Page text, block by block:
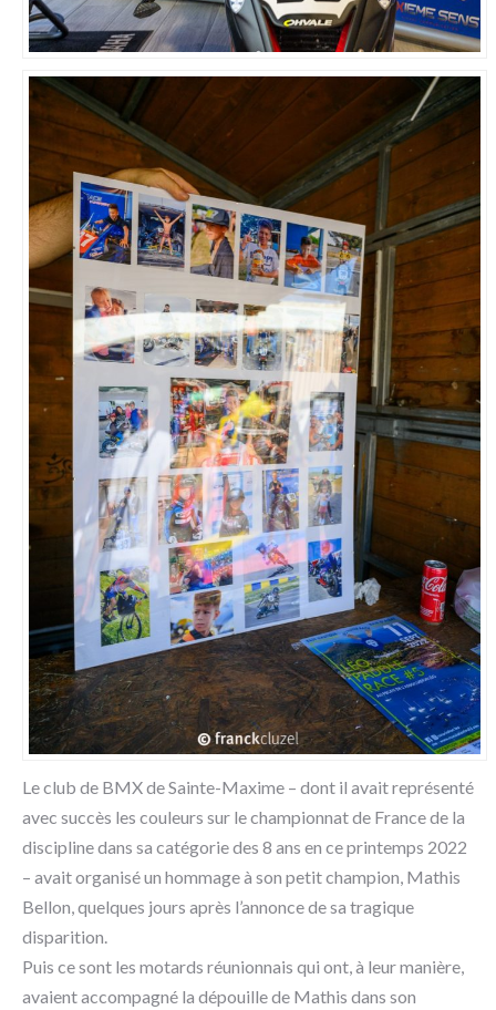
Le club de BMX de Sainte-Maxime – dont il avait représenté
avec succès les couleurs sur le championnat de France de la
discipline dans sa catégorie des 8 ans en ce printemps 2022
– avait organisé un hommage à son petit champion, Mathis
Bellon, quelques jours après l’annonce de sa tragique
disparition.
Puis ce sont les motards réunionnais qui ont, à leur manière,
avaient accompagné la dépouille de Mathis dans son